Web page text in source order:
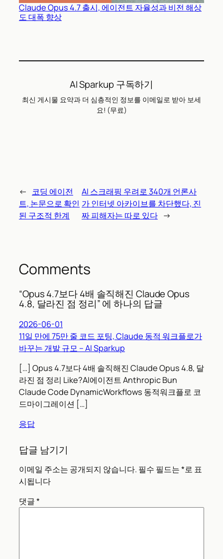
Claude Opus 4.7 출시, 에이전트 자율성과 비전 해상
도 대폭 향상
AI Sparkup 구독하기
최신 게시물 요약과 더 심층적인 정보를 이메일로 받아 보세
요! (무료)
← 코딩 에이전
트, 논문으로 확인
된 구조적 한계
AI 스크래핑 우려로 340개 언론사
가 인터넷 아카이브를 차단했다, 진
짜 피해자는 따로 있다 →
Comments
“Opus 4.7보다 4배 솔직해진 Claude Opus
4.8, 달라진 점 정리” 에 하나의 답글
2026-06-01
11일 만에 75만 줄 코드 포팅, Claude 동적 워크플로가
바꾸는 개발 규모 – AI Sparkup
[…] Opus 4.7보다 4배 솔직해진 Claude Opus 4.8, 달
라진 점 정리 Like?AI에이전트 Anthropic Bun
Claude Code DynamicWorkflows 동적워크플로 코
드마이그레이션 […]
응답
답글 남기기
이메일 주소는 공개되지 않습니다. 필수 필드는*로 표
시됩니다
댓글*